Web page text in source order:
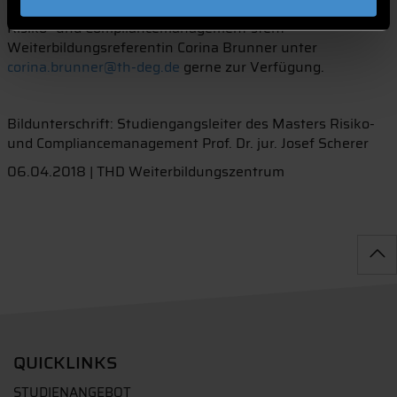
Anmeldung und für weitere Informationen zum Master
Risiko- und Compliancemanagement steht
Weiterbildungsreferentin Corina Brunner unter
corina.brunner@th-deg.de gerne zur Verfügung.
Bildunterschrift: Studiengangsleiter des Masters Risiko-
und Compliancemanagement Prof. Dr. jur. Josef Scherer
06.04.2018 | THD Weiterbildungszentrum
QUICKLINKS
STUDIENANGEBOT